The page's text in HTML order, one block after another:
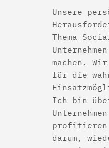
Unsere
Thema
machen.
für die
Ich bin
profitieren
darum,